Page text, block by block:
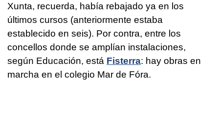
Xunta, recuerda, había rebajado ya en los
últimos cursos (anteriormente estaba
establecido en seis). Por contra, entre los
concellos donde se amplían instalaciones,
según Educación, está Fisterra: hay obras en
marcha en el colegio Mar de Fóra.